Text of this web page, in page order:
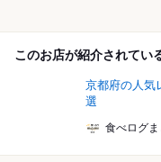
このお店が紹介されてい
京都府の人気
選
食べログ